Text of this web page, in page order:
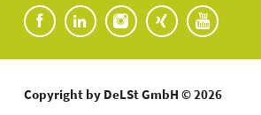
anderen Quellen
Copyright by DeLSt GmbH © 2026